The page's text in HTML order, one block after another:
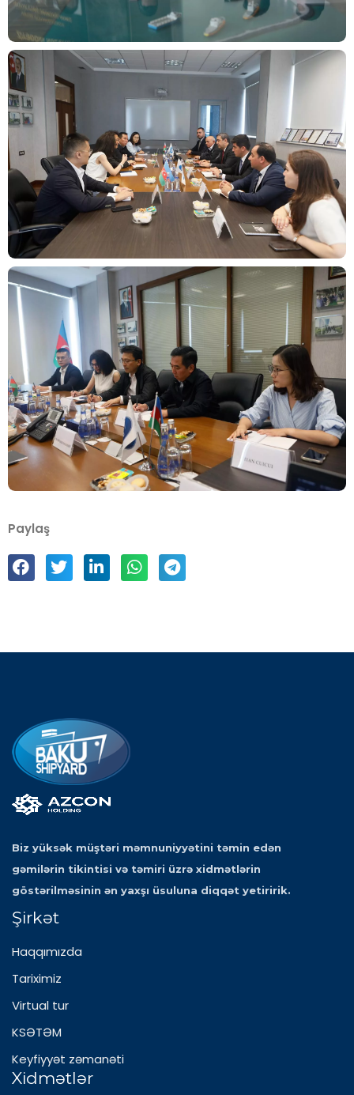
Paylaş
Biz yüksək müştəri məmnuniyyətini təmin edən
gəmilərin tikintisi və təmiri üzrə xidmətlərin
göstərilməsinin ən yaxşı üsuluna diqqət yetiririk.
Şirkət
Haqqımızda
Tariximiz
Virtual tur
KSƏTƏM
Keyfiyyət zəmanəti
Xidmətlər